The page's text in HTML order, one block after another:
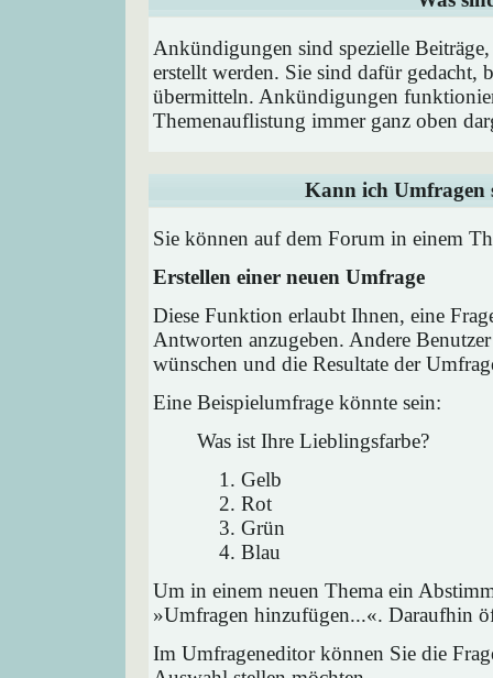
Ankündigungen sind spezielle
erstellt werden. Sie sind dafür gedacht,
übermitteln. Ankündigungen
Themenauflistung immer ganz oben
Kann ich Umfragen
Sie können auf dem Forum in einem
Erstellen einer neuen Umfrage
Diese Funktion erlaubt Ihnen, eine
Antworten anzugeben. Andere
wünschen und die Resultate der
Eine Beispielumfrage könnte sein:
Was ist Ihre Lieblingsfarbe?
Gelb
Rot
Grün
Blau
Um in einem neuen Thema ein
»Umfragen hinzufügen...«. Daraufhin
Im Umfrageneditor können Sie die